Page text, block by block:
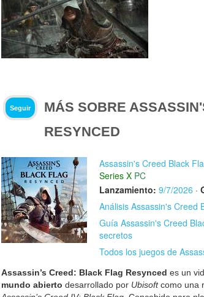
Seguir
MÁS SOBRE
RESYNCED
Assassin's Creed Black
Series X PC
Lanzamiento: 9/7/2026 ·
Análisis Assassin's Creed
Guía Assassin's Creed
secretos
Todos los juegos de
Assassin’s Creed: Black Flag Resynced es un
mundo abierto desarrollado por Ubisoftcomo una